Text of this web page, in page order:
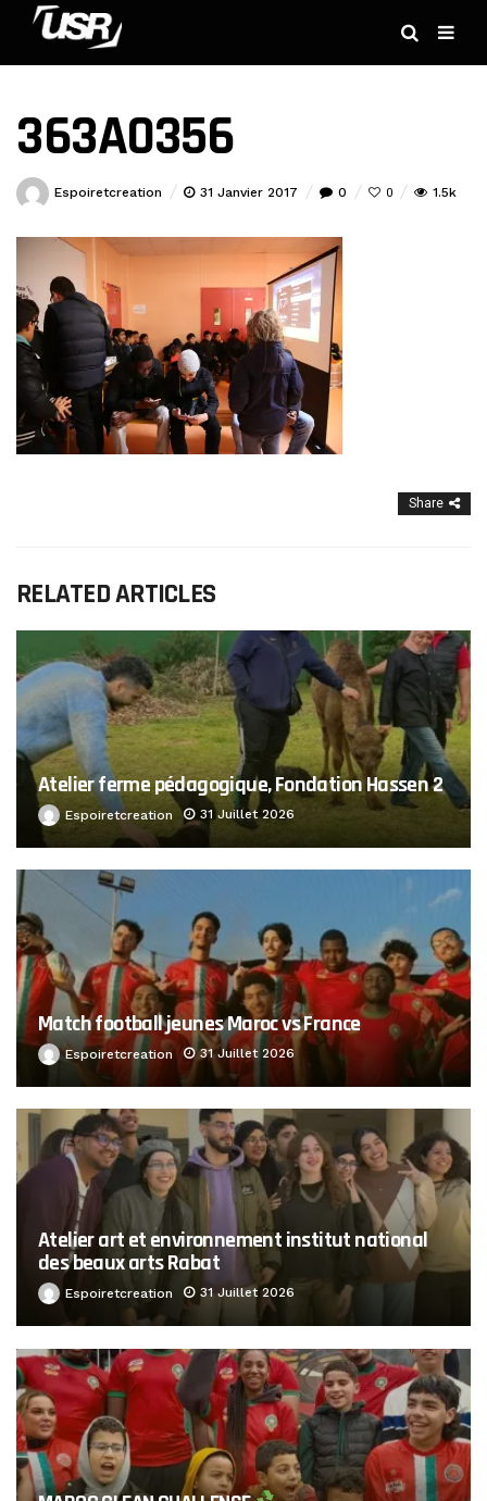
363A0356
Espoiretcreation 31 Janvier 2017 0 0 1.5k
Share
RELATED ARTICLES
Atelier ferme pédagogique, Fondation Hassen 2
Espoiretcreation 31 Juillet 2026
Match football jeunes Maroc vs France
Espoiretcreation 31 Juillet 2026
Atelier art et environnement institut national
des beaux arts Rabat
Espoiretcreation 31 Juillet 2026